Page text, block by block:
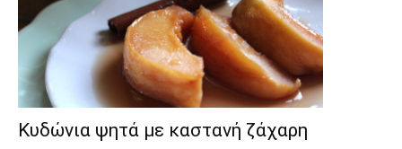
Κυδώνια ψητά με καστανή ζάχαρη